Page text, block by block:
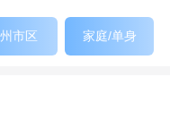
市区 家庭/单身